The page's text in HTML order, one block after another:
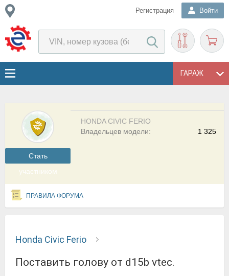
Регистрация Войти
ГАРАЖ
Cтать
участником
HONDA CIVIC FERIO
1 325
Владельцев модели:
ПРАВИЛА ФОРУМА
Honda Civic Ferio
поставить голову от d15b vtec.